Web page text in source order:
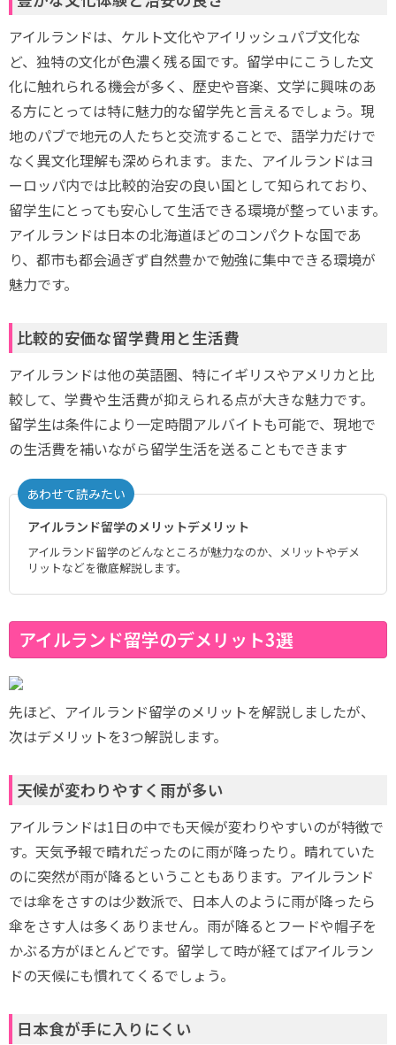
アイルランドは、ケルト文化やアイリッシュパブ文化な
ど、独特の文化が色濃く残る国です。留学中にこうした文
化に触れられる機会が多く、歴史や音楽、文学に興味のあ
る方にとっては特に魅力的な留学先と言えるでしょう。現
地のパブで地元の人たちと交流することで、語学力だけで
なく異文化理解も深められます。また、アイルランドはヨ
ーロッパ内では比較的治安の良い国として知られており、
留学生にとっても安心して生活できる環境が整っています。
アイルランドは日本の北海道ほどのコンパクトな国であ
り、都市も都会過ぎず自然豊かで勉強に集中できる環境が
魅力です。
比較的安価な留学費用と生活費
アイルランドは他の英語圏、特にイギリスやアメリカと比
較して、学費や生活費が抑えられる点が大きな魅力です。
留学生は条件により一定時間アルバイトも可能で、現地で
の生活費を補いながら留学生活を送ることもできます
あわせて読みたい
アイルランド留学のメリットデメリット
アイルランド留学のどんなところが魅力なのか、メリットやデメ
リットなどを徹底解説します。
アイルランド留学のデメリット3選
先ほど、アイルランド留学のメリットを解説しましたが、
次はデメリットを3つ解説します。
天候が変わりやすく雨が多い
アイルランドは1日の中でも天候が変わりやすいのが特徴で
す。天気予報で晴れだったのに雨が降ったり。晴れていた
のに突然が雨が降るということもあります。アイルランド
では傘をさすのは少数派で、日本人のように雨が降ったら
傘をさす人は多くありません。雨が降るとフードや帽子を
かぶる方がほとんどです。留学して時が経てばアイルラン
ドの天候にも慣れてくるでしょう。
日本食が手に入りにくい